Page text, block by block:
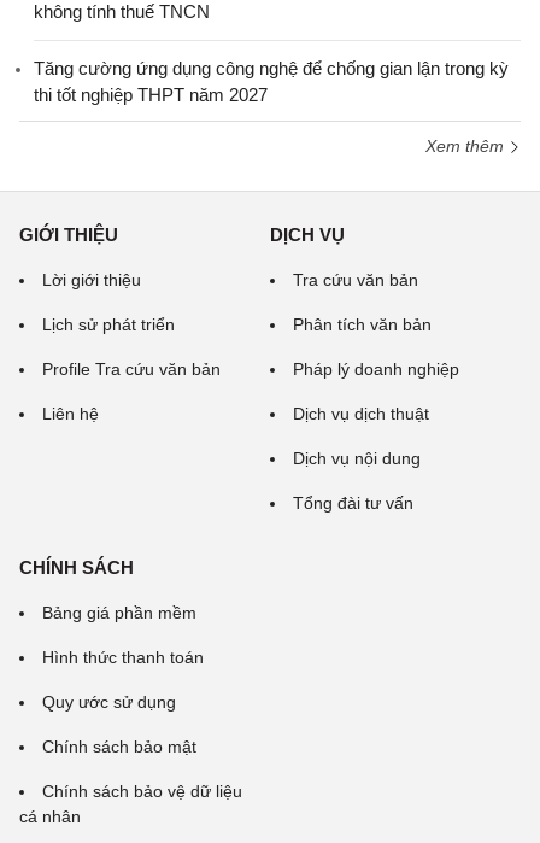
không tính thuế TNCN
Tăng cường ứng dụng công nghệ để chống gian lận trong kỳ
thi tốt nghiệp THPT năm 2027
Xem thêm
GIỚI THIỆU
Lời giới thiệu
Lịch sử phát triển
Profile Tra cứu văn bản
Liên hệ
DỊCH VỤ
Tra cứu văn bản
Phân tích văn bản
Pháp lý doanh nghiệp
Dịch vụ dịch thuật
Dịch vụ nội dung
Tổng đài tư vấn
CHÍNH SÁCH
Bảng giá phần mềm
Hình thức thanh toán
Quy ước sử dụng
Chính sách bảo mật
Chính sách bảo vệ dữ liệu
cá nhân